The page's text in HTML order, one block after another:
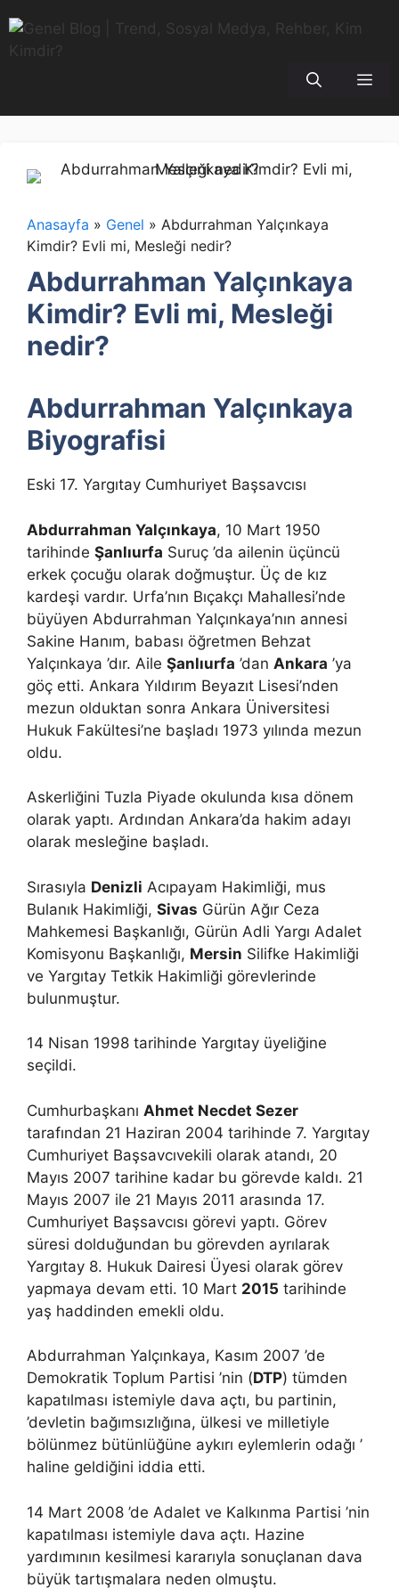
atla
Anasayfa » Genel » Abdurrahman Yalçınkaya
Kimdir? Evli mi, Mesleği nedir?
Abdurrahman Yalçınkaya
Kimdir? Evli mi, Mesleği
nedir?
Abdurrahman Yalçınkaya
Biyografisi
Eski 17. Yargıtay Cumhuriyet Başsavcısı
Abdurrahman Yalçınkaya, 10 Mart 1950
tarihinde Şanlıurfa Suruç ’da ailenin üçüncü
erkek çocuğu olarak doğmuştur. Üç de kız
kardeşi vardır. Urfa’nın Bıçakçı Mahallesi’nde
büyüyen Abdurrahman Yalçınkaya’nın annesi
Sakine Hanım, babası öğretmen Behzat
Yalçınkaya ’dır. Aile Şanlıurfa ’dan Ankara ’ya
göç etti. Ankara Yıldırım Beyazıt Lisesi’nden
mezun olduktan sonra Ankara Üniversitesi
Hukuk Fakültesi’ne başladı 1973 yılında mezun
oldu.
Askerliğini Tuzla Piyade okulunda kısa dönem
olarak yaptı. Ardından Ankara’da hakim adayı
olarak mesleğine başladı.
Sırasıyla Denizli Acıpayam Hakimliği, mus
Bulanık Hakimliği, Sivas Gürün Ağır Ceza
Mahkemesi Başkanlığı, Gürün Adli Yargı Adalet
Komisyonu Başkanlığı, Mersin Silifke Hakimliği
ve Yargıtay Tetkik Hakimliği görevlerinde
bulunmuştur.
14 Nisan 1998 tarihinde Yargıtay üyeliğine
seçildi.
Cumhurbaşkanı Ahmet Necdet Sezer
tarafından 21 Haziran 2004 tarihinde 7. Yargıtay
Cumhuriyet Başsavcıvekili olarak atandı, 20
Mayıs 2007 tarihine kadar bu görevde kaldı. 21
Mayıs 2007 ile 21 Mayıs 2011 arasında 17.
Cumhuriyet Başsavcısı görevi yaptı. Görev
süresi dolduğundan bu görevden ayrılarak
Yargıtay 8. Hukuk Dairesi Üyesi olarak görev
yapmaya devam etti. 10 Mart 2015 tarihinde
yaş haddinden emekli oldu.
Abdurrahman Yalçınkaya, Kasım 2007 ’de
Demokratik Toplum Partisi ’nin (DTP) tümden
kapatılması istemiyle dava açtı, bu partinin,
’devletin bağımsızlığına, ülkesi ve milletiyle
bölünmez bütünlüğüne aykırı eylemlerin odağı ’
haline geldiğini iddia etti.
14 Mart 2008 ’de Adalet ve Kalkınma Partisi ’nin
kapatılması istemiyle dava açtı. Hazine
yardımının kesilmesi kararıyla sonuçlanan dava
büyük tartışmalara neden olmuştu.